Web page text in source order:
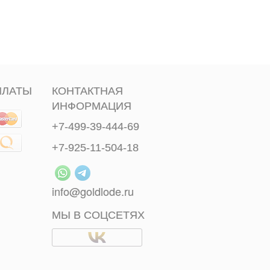
КОНТАКТНАЯ
ИНФОРМАЦИЯ
+7-499-39-444-69
+7-925-11-504-18
info@goldlode.ru
МЫ В СОЦСЕТЯХ